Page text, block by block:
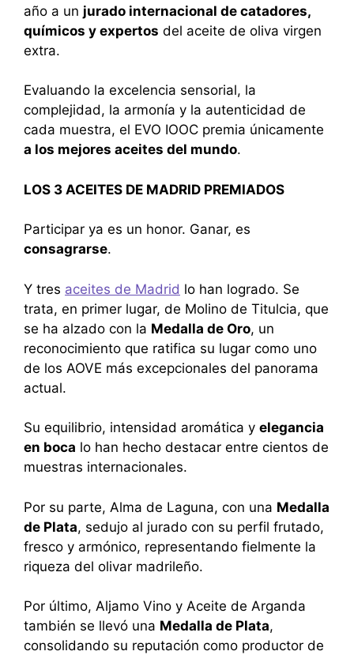
año a un jurado internacional de catadores,
químicos y expertos del aceite de oliva virgen
extra.
Evaluando la excelencia sensorial, la
complejidad, la armonía y la autenticidad de
cada muestra, el EVO IOOC premia únicamente
a los mejores aceites del mundo.
LOS 3 ACEITES DE MADRID PREMIADOS
Participar ya es un honor. Ganar, es
consagrarse.
Y tres aceites de Madrid lo han logrado. Se
trata, en primer lugar, de Molino de Titulcia, que
se ha alzado con la Medalla de Oro, un
reconocimiento que ratifica su lugar como uno
de los AOVE más excepcionales del panorama
actual.
Su equilibrio, intensidad aromática y elegancia
en boca lo han hecho destacar entre cientos de
muestras internacionales.
Por su parte, Alma de Laguna, con una Medalla
de Plata, sedujo al jurado con su perfil frutado,
fresco y armónico, representando fielmente la
riqueza del olivar madrileño.
Por último, Aljamo Vino y Aceite de Arganda
también se llevó una Medalla de Plata,
consolidando su reputación como productor de